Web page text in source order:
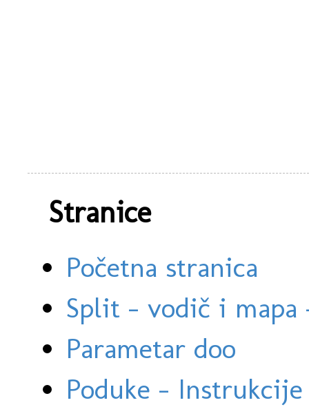
Stranice
Početna stranica
Split - vodič i
Parametar doo
Poduke -